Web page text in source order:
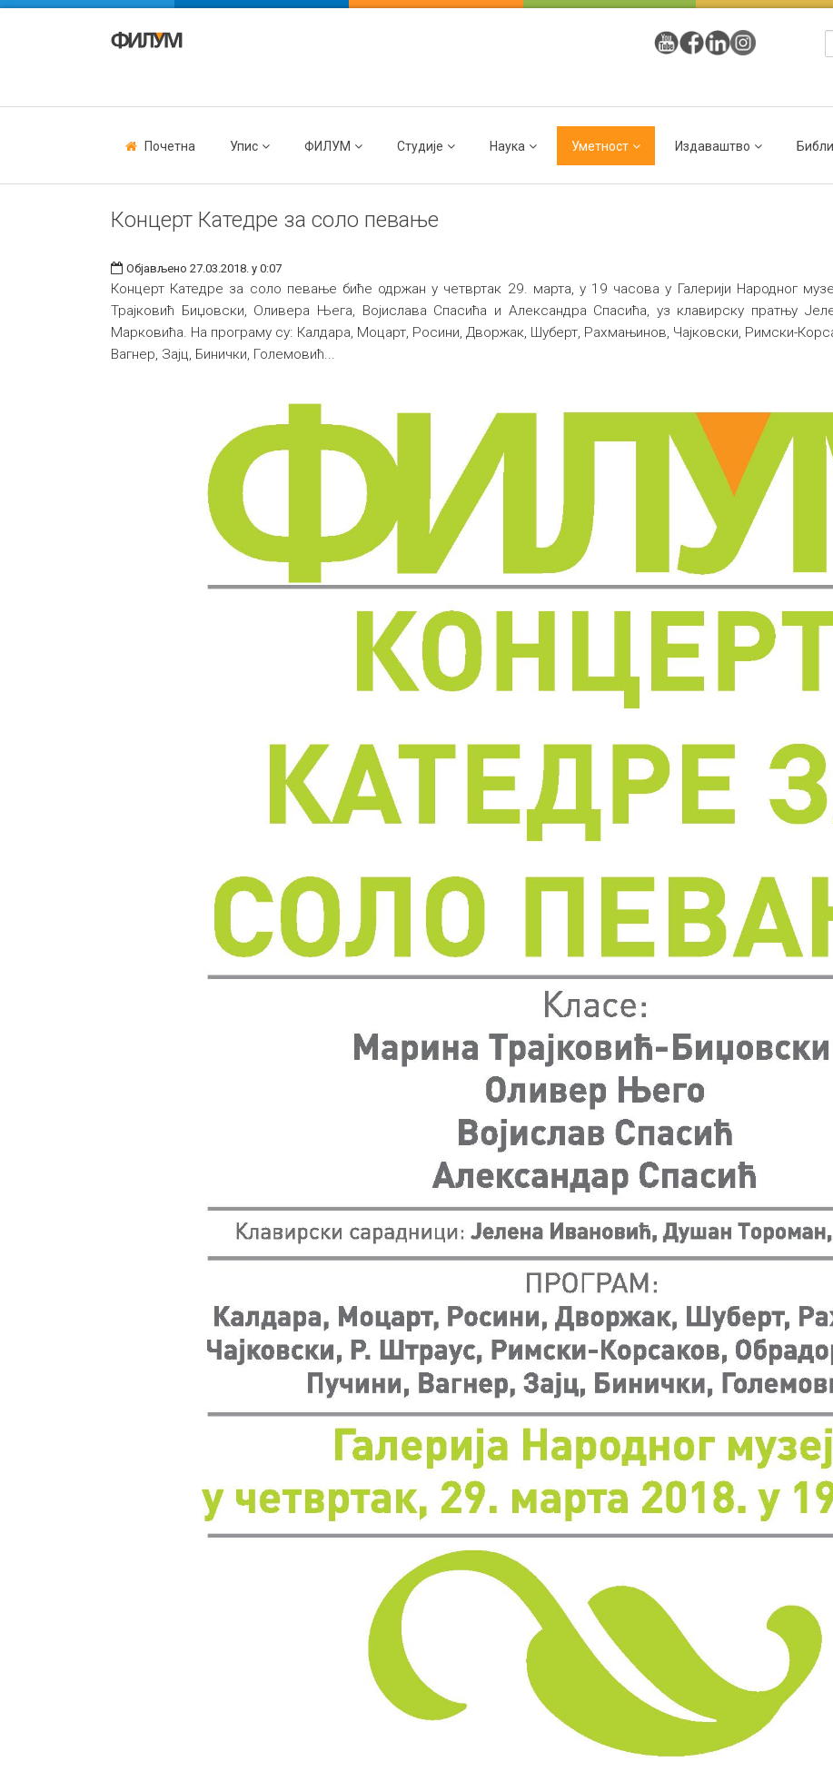
Почетна Упис ФИЛУМ Студије Наука Уметност Издаваштво
Концерт Катедре за соло певање
Објављено 27.03.2018. у 0:07
Концерт Катедре за соло певање биће одржан у четвртак 29. марта, у 19 часова у Галерији Народног
Трајковић Биџовски, Оливера Њега, Војислава Спасића и Александра Спасића, уз клавирску пратњу
Марковића. На програму су: Калдара, Моцарт, Росини, Дворжак, Шуберт, Рахмањинов, Чајковски, Римски-
Вагнер, Зајц, Бинички, Големовић...